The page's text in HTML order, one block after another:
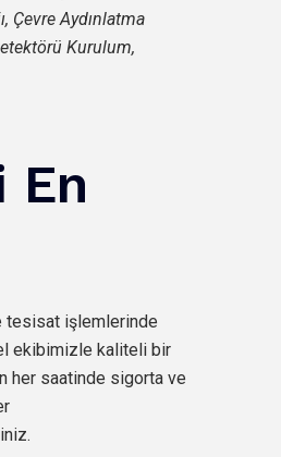
Çevre Aydınlatma
Kurulum,
En
tesisat işlemlerinde
ekibimizle kaliteli bir
her saatinde sigorta ve